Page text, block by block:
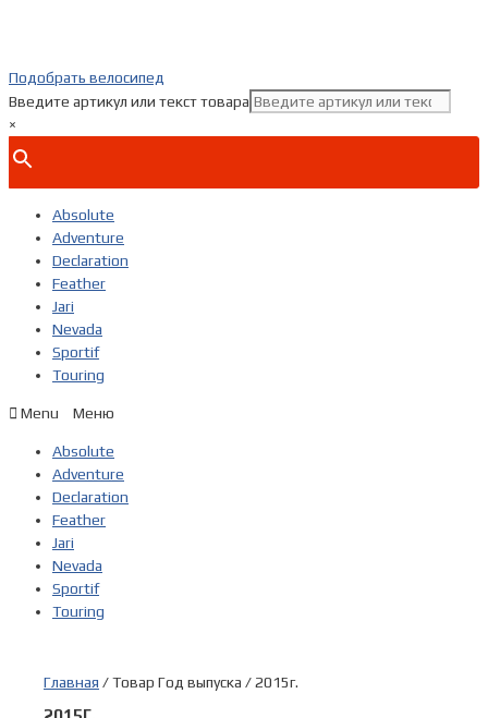
Подобрать велосипед
Введите артикул или текст товара
×
Absolute
Adventure
Declaration
Feather
Jari
Nevada
Sportif
Touring
Menu
Absolute
Adventure
Declaration
Feather
Jari
Nevada
Sportif
Touring
Главная / Товар Год выпуска / 2015г.